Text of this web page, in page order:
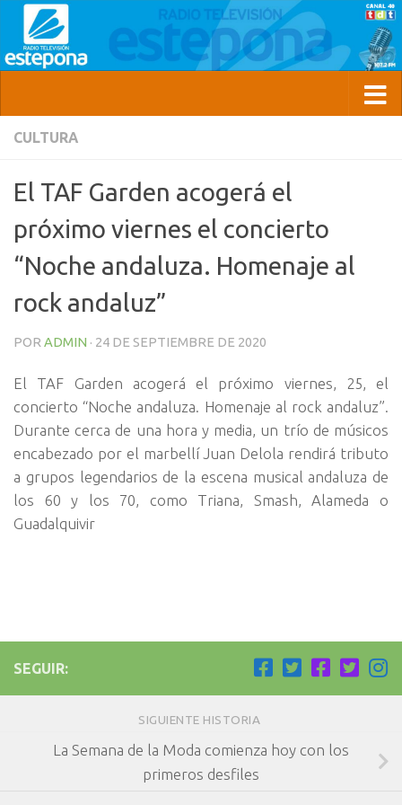
CULTURA
El TAF Garden acogerá el
próximo viernes el concierto
“Noche andaluza. Homenaje al
rock andaluz”
POR ADMIN · 24 DE SEPTIEMBRE DE 2020
El TAF Garden acogerá el próximo viernes, 25, el
concierto “Noche andaluza. Homenaje al rock andaluz”.
Durante cerca de una hora y media, un trío de músicos
encabezado por el marbellí Juan Delola rendirá tributo
a grupos legendarios de la escena musical andaluza de
los 60 y los 70, como Triana, Smash, Alameda o
Guadalquivir
SEGUIR:
SIGUIENTE HISTORIA
La Semana de la Moda comienza hoy con los
primeros desfiles